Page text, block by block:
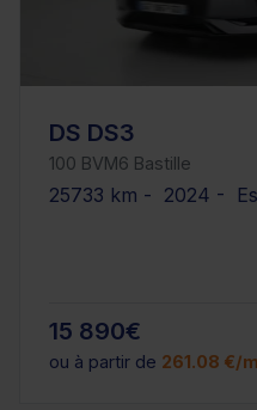
DS DS3
100 BVM6 Bastille
25733 km - 2024 -
15 890€
ou à partir de 261.08 €/